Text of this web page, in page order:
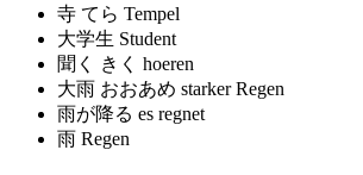
寺 てら Tempel
大学生 Student
聞く きく hoeren
大雨 おおあめ starker Regen
雨が降る es regnet
雨 Regen